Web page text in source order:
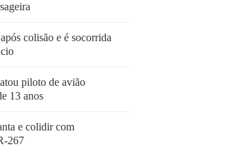
colisão e é socorrida
piloto de avião
13 anos
e colidir com
267